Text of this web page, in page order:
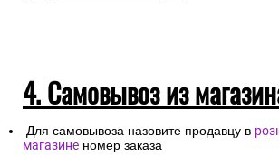
4. Самовывоз из
Для самовывоза назовите продавцу в
магазине номер заказа